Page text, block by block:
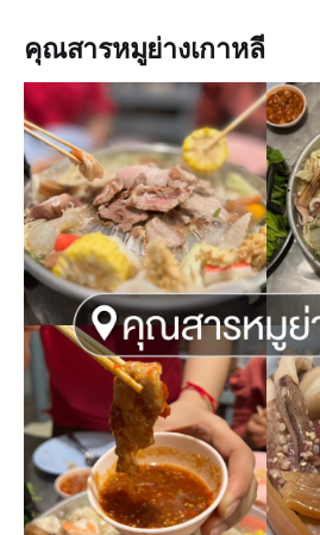
คุณสารหมูย่างเกาหลี